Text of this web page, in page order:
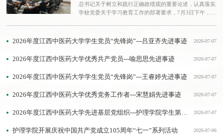
总书记关于树立和践行正确政绩观的重要论述，认真落实
学校党委关于学习教育工作的部署要求，7月3日下午，护
院全体教工党员参加。党课以“以正确政绩观推动护理教
育高质量发展”为主题，围绕三个主要方面展开：一是重
大意义与问题表现，深刻把握正确政绩观的核心内涵...
2026-07-07
2026年度江西中医药大学学生党员“先锋岗”---吕亚齐先进事迹
2026-07-07
2026年度江西中医药大学优秀共产党员---喻思思先进事迹
2026-07-07
2026年度江西中医药大学学生党员“先锋岗”---王睿婷先进事迹
2026-07-07
2026年度江西中医药大学优秀党务工作者---宋慧娟先进事迹
2026-07-07
2026年度江西中医药大学先进基层党组织---护理学院学生第一党支部先进事迹
2026-07-06
护理学院开展庆祝中国共产党成立105周年“七一”系列活动